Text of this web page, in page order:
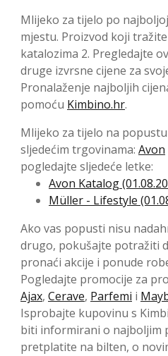
Mlijeko za tijelo po
mjestu. Proizvod koji
katalozima 2. Pregledajte
druge izvrsne cijene za
Pronalaženje najboljih
pomoću Kimbino.hr.
Mlijeko za tijelo na
sljedećim trgovinama: Avon
pogledajte sljedeće letke:
Avon Katalog
Müller - Lifestyle
Ako vas popusti nisu
drugo, pokušajte potražiti
pronaći akcije i ponude
Pogledajte promocije za
Ajax, Cerave, Parfemi i
Isprobajte kupovinu s
biti informirani o najboljim
pretplatite na bilten, o